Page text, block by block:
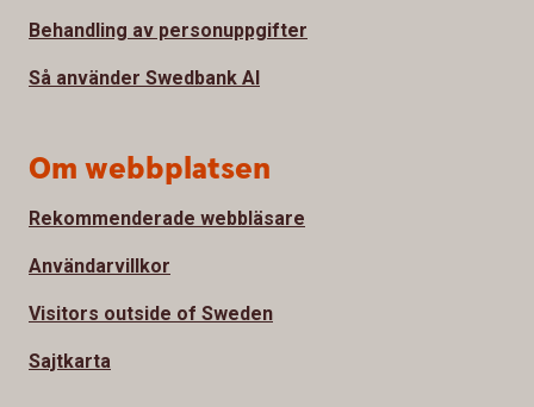
Behandling av personuppgifter
Så använder Swedbank AI
Om webbplatsen
Rekommenderade webbläsare
Användarvillkor
Visitors outside of Sweden
Sajtkarta